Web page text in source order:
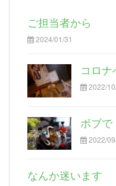
ご担当者から
2024/01/31
コロ
2022/
ボブで
2022/
なんか迷います